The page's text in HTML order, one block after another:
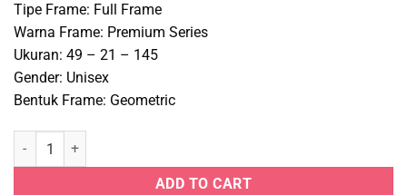
Tipe Frame: Full Frame
Warna Frame: Premium Series
Ukuran: 49 – 21 – 145
Gender: Unisex
Bentuk Frame: Geometric
Frame Kacamata Branded Seiko T-9001 05 quantity
ADD TO CART